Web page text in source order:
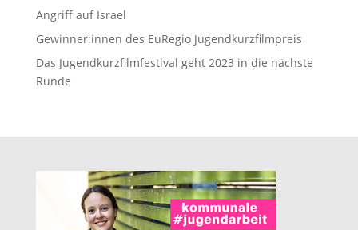
Angriff auf Israel
Gewinner:innen des EuRegio Jugendkurzfilmpreis
Das Jugendkurzfilmfestival geht 2023 in die nächste
Runde